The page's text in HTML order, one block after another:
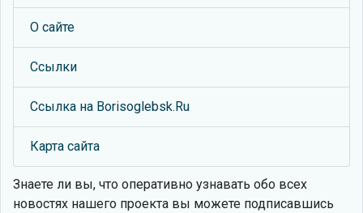
О сайте
Ссылки
Ссылка на Borisoglebsk.Ru
Карта сайта
Знаете ли вы, что оперативно узнавать обо всех
новостях нашего проекта вы можете подписавшись